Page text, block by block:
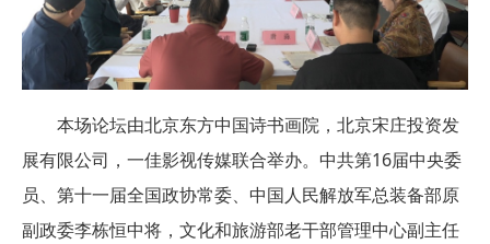
本场论坛由北京东方中国诗书画院，北京宋庄投资发
展有限公司，一佳影视传媒联合举办。中共第16届中央委
员、第十一届全国政协常委、中国人民解放军总装备部原
副政委李栋恒中将，文化和旅游部老干部管理中心副主任